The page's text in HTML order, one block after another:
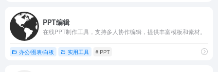
PPT编辑
在线PPT制作工具，支持多人协作编辑，提供丰富模板和素材。
办公/图表/白板 实用工具 # PPT